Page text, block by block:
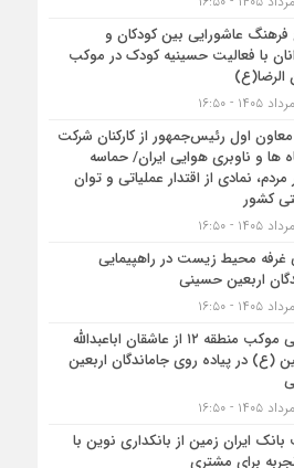
فرهنگ عاشورایی بین کودکان و
با فعالیت حسینیه کودک در موکب
الرضا(ع)
معاون اول رئیس‌جمهور از کارکنان شرکت
ها و ناوبری هوایی ایران/ حماسه
نمادی از اقتدار عملیاتی و توان
کشور
غرفه محیط زیست در راهپیمایی
اربعین حسینی
میزبانی موکب منطقه ۱۲ از عاشقان اباعبدالله
(ع) در پیاده روی جاماندگان اربعین
بانک ایران زمین از بانکداری نوین با
برای مشتری